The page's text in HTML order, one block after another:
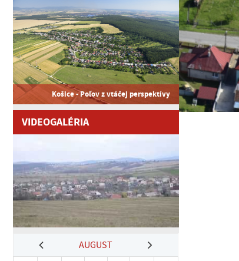
Košice - Poľov z vtáčej perspektívy
VIDEOGALÉRIA
AUGUST